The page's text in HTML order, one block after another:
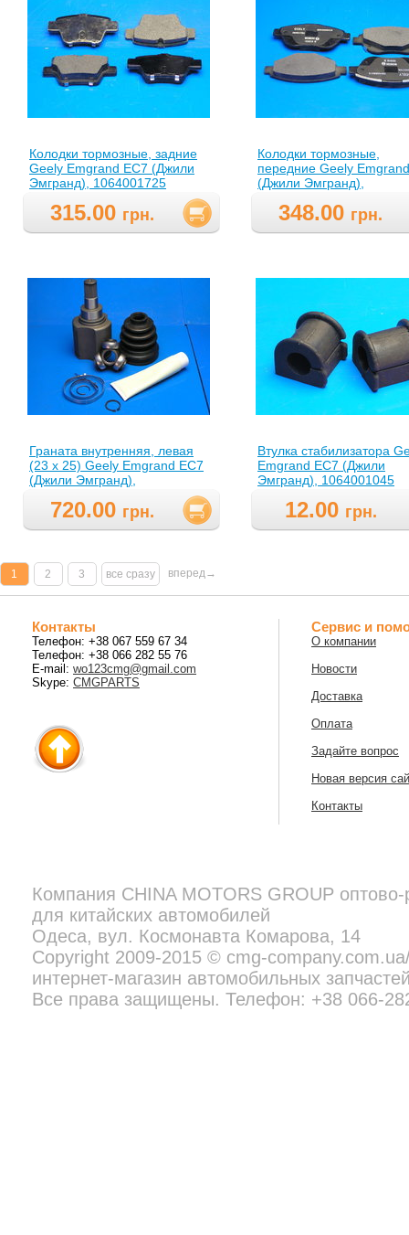
Колодки тормозные, задние
Geely Emgrand EC7 (Джили
Эмгранд), 1064001725
315.00 грн.
Колодки тормозные,
передние Geely
(Джили Эмгранд),
348.00 грн.
Граната внутренняя, левая
(23 х 25) Geely Emgrand EC7
(Джили Эмгранд),
720.00 грн.
Втулка стабилизатора
Emgrand EC7 (Джили
Эмгранд), 1064001045
12.00 грн.
1 2 3 все сразу вперед→
Контакты
Телефон: +38 067 559 67 34
Телефон: +38 066 282 55 76
E-mail: wo123cmg@gmail.com
Skype: CMGPARTS
Сервис и
О компании
Новости
Доставка
Оплата
Задайте вопрос
Новая версия
Контакты
Copyright 2009-2015 © cmg-company.com.ua/new -
Все права защищены. Телефон:
+38 097 692 02 06
Компания CHINA MOTORS GROUP
для китайских автомобилей
Одеса, вул. Космонавта Комарова, 14
Copyright 2009-2015 © cmg-
интернет-магазин автомобильных
Все права защищены. Телефон: +38 066-